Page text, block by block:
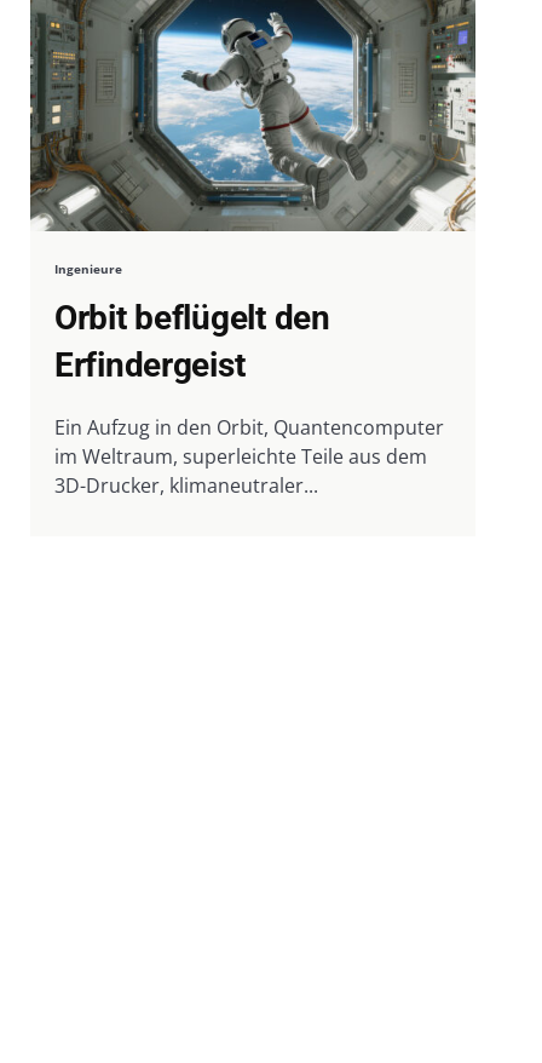
Ingenieure
Orbit beflügelt den
Erfindergeist
Ein Aufzug in den Orbit, Quantencomputer
im Weltraum, superleichte Teile aus dem
3D-Drucker, klimaneutraler...